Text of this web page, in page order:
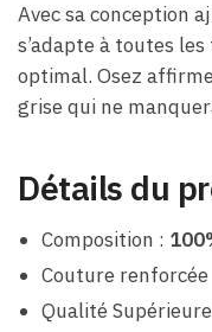
Avec sa conception
s’adapte à toutes
optimal. Osez
grise qui ne
Détails du
Composition :
Couture renforcée
Qualité Supérieure